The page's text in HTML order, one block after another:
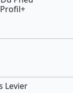
Levier